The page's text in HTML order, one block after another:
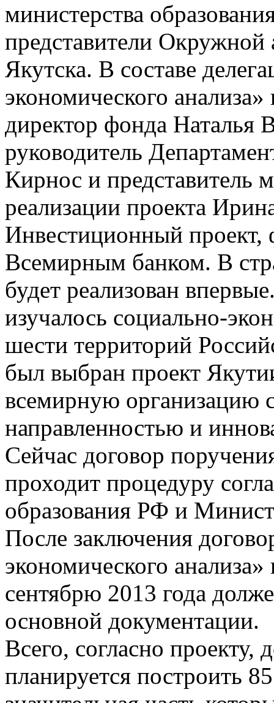
министерства
представители Окружной
Якутска. В составе
экономического
директор фонда Наталья
руководитель
Кирнос и представитель
реализации проекта
Инвестиционный проект,
Всемирным банком. В
будет реализован
изучалось социально-
шести территорий
был выбран проект
всемирную организацию
направленностью и
Сейчас договор
проходит процедуру
образования РФ и
После заключения
экономического
сентябрю 2013 года
основной документации.
Всего, согласно проекту,
планируется построить